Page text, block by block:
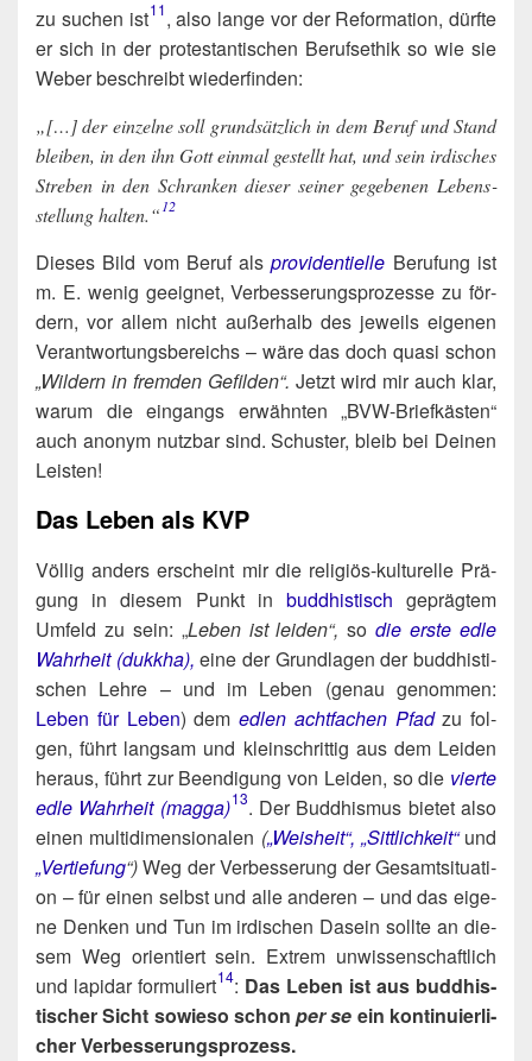
zu suchen ist​11, also lan­ge vor der Refor­ma­ti­on, dürf­te
er sich in der pro­tes­tan­ti­schen Berufs­ethik so wie sie
Weber beschreibt wiederfinden:
„[…] der ein­zel­ne soll grund­sätz­lich in dem Beruf und Stand
blei­ben, in den ihn Gott ein­mal gestellt hat, und sein irdi­sches
Stre­ben in den Schran­ken die­ser sei­ner gege­be­nen Lebens­
stel­lung hal­ten.“​ 12
Die­ses Bild vom Beruf alspro­vi­den­ti­el­le Beru­fung ist
m. E. wenig geeig­net, Ver­bes­se­rungs­pro­zes­se zu för­
dern, vor allem nicht außer­halb des jeweils eige­nen
Ver­ant­wor­tungs­be­reichs – wäre das doch qua­si schon
„Wil­dern in frem­den Gefil­den“. Jetzt wird mir auch klar,
war­um die ein­gangs erwähn­ten „BVW-Brief­käs­ten“
auch anonym nutz­bar sind. Schus­ter, bleib bei Dei­nen
Leisten!
Das Leben als KVP
Völ­lig anders erscheint mir die reli­gi­ös-kul­tu­rel­le Prä­
gung in die­sem Punkt in bud­dhis­tisch gepräg­tem
Umfeld zu sein: „Leben ist lei­den“, sodie ers­te edle
Wahr­heit (dukkha), eine der Grund­la­gen der bud­dhis­ti­
schen Leh­re – und im Leben (genau genom­men:
Leben für Leben) dem edlen acht­fa­chen Pfadzu fol­
gen, führt lang­sam und klein­schrit­tig aus dem Lei­den
her­aus, führt zur Been­di­gung von Lei­den, so die vier­te
edle Wahr­heit (mag­ga)13. Der Bud­dhis­mus bie­tet also
einen mul­ti­di­men­sio­na­len („Weis­heit“, „Sitt­lich­keit“und
„Ver­tie­fung“)Weg der Ver­bes­se­rung der Gesamt­si­tua­ti­
on – für einen selbst und alle ande­ren – und das eige­
ne Den­ken und Tun im irdi­schen Dasein soll­te an die­
sem Weg ori­en­tiert sein. Extrem unwis­sen­schaft­lich
und lapi­dar formuliert​14: Das Leben ist aus bud­dhis­
ti­scher Sicht sowie­so schonper se ein kon­ti­nu­ier­li­
cher Verbesserungsprozess.